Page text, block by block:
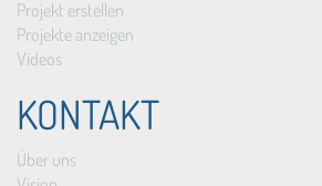
Projekt erstellen
Projekte anzeigen
Videos
KONTAKT
Über uns